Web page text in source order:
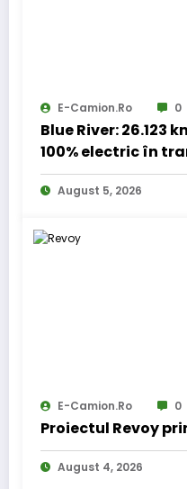
E-Camion.ro 0
Blue River: 26.123
100% electric în
internațional
August 5, 2026
E-Camion.ro 0
Proiectul Revoy
August 4, 2026